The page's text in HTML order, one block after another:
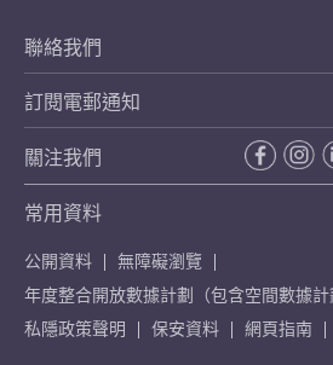
聯絡我們
訂閱電郵通知
關注我們
常用資料
公開資料
無障礙瀏覽
年度整合開放數據計劃（包含空間數據計
私隱政策聲明
保安資料 網頁指南